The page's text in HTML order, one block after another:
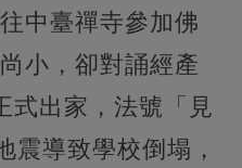
中臺禪寺參加佛
小，卻對誦經產
式出家，法號「見
震導致學校倒塌，